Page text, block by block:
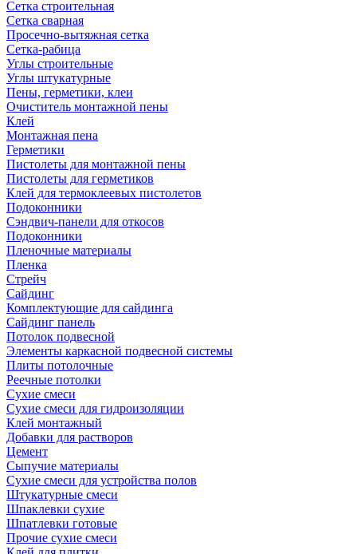
Сетка строительная
Сетка сварная
Просечно-вытяжная сетка
Сетка-рабица
Углы строительные
Углы штукатурные
Пены, герметики, клеи
Очиститель монтажной пены
Клей
Монтажная пена
Герметики
Пистолеты для монтажной пены
Пистолеты для герметиков
Клей для термоклеевых пистолетов
Подоконники
Сэндвич-панели для откосов
Подоконники
Пленочные материалы
Пленка
Стрейч
Сайдинг
Комплектующие для сайдинга
Сайдинг панель
Потолок подвесной
Элементы каркасной подвесной системы
Плиты потолочные
Реечные потолки
Сухие смеси
Сухие смеси для гидроизоляции
Клей монтажный
Добавки для растворов
Цемент
Сыпучие материалы
Сухие смеси для устройства полов
Штукатурные смеси
Шпаклевки сухие
Шпатлевки готовые
Прочие сухие смеси